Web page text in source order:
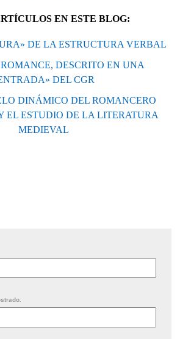
EN ESTE BLOG:
DE LA ESTRUCTURA VERBAL
ROMANCE, DESCRIΤΟ EΝ UNA
DEL CGR
DINÁMICO DEL ROMANCERO
EL ESTUDIO DE LA LITERATURA
MEDIEVAL